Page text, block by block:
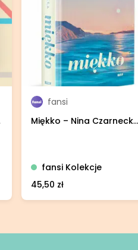
fansi
Miękko – Nina
fansi Kolekcje
45,50 zł